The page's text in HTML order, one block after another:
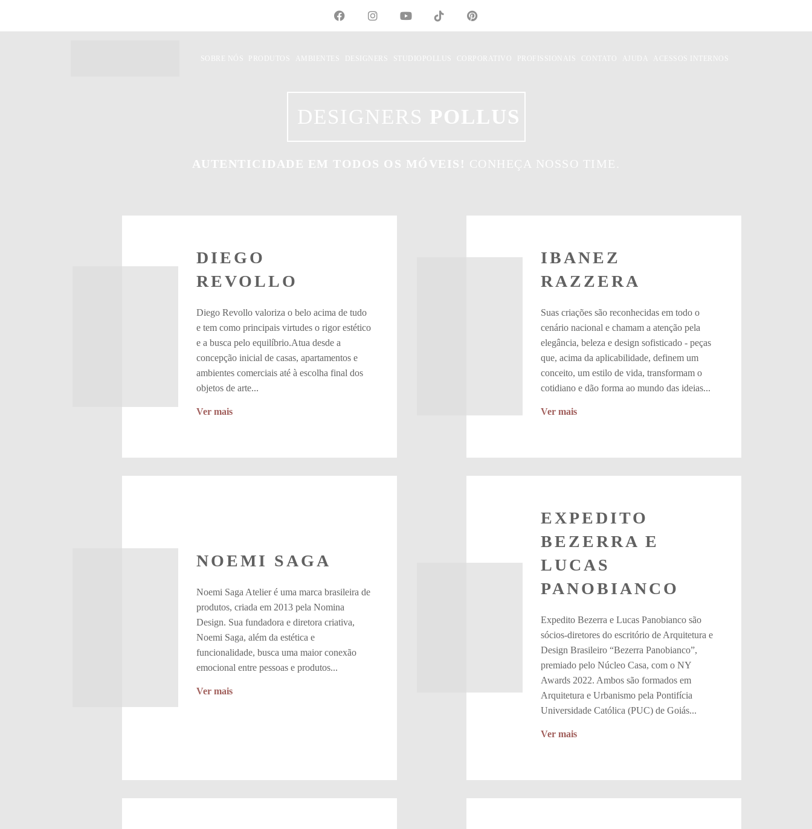
SOBRE NÓS PRODUTOS AMBIENTES DESIGNERS STUDIOPOLLUS CORPORATIVO PROFISSIONAIS CONTATO AJUDA ACESSOS INTERNOS
DESIGNERS POLLUS
AUTENTICIDADE EM TODOS OS MÓVEIS! CONHEÇA NOSSO TIME.
DIEGO
REVOLLO
Diego Revollo valoriza o belo acima de tudo
e tem como principais virtudes o rigor estético
e a busca pelo equilíbrio.Atua desde a
concepção inicial de casas, apartamentos e
ambientes comerciais até à escolha final dos
objetos de arte...
Ver mais
IBANEZ
RAZZERA
Suas criações são reconhecidas em todo o
cenário nacional e chamam a atenção pela
elegância, beleza e design sofisticado - peças
que, acima da aplicabilidade, definem um
conceito, um estilo de vida, transformam o
cotidiano e dão forma ao mundo das ideias...
Ver mais
NOEMI SAGA
Noemi Saga Atelier é uma marca brasileira de
produtos, criada em 2013 pela Nomina
Design. Sua fundadora e diretora criativa,
Noemi Saga, além da estética e
funcionalidade, busca uma maior conexão
emocional entre pessoas e produtos...
Ver mais
EXPEDITO
BEZERRA E
LUCAS
PANOBIANCO
Expedito Bezerra e Lucas Panobianco são
sócios-diretores do escritório de Arquitetura e
Design Brasileiro “Bezerra Panobianco”,
premiado pelo Núcleo Casa, com o NY
Awards 2022. Ambos são formados em
Arquitetura e Urbanismo pela Pontifícia
Universidade Católica (PUC) de Goiás...
Ver mais